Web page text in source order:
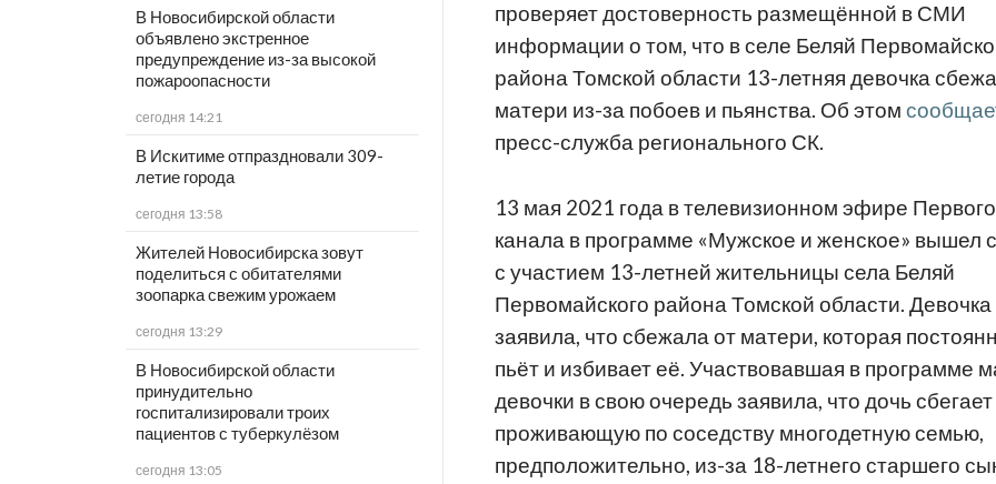
В Новосибирской области
объявлено экстренное
предупреждение из-за высокой
пожароопасности
сегодня 14:21
В Искитиме отпраздновали 309-
летие города
сегодня 13:58
Жителей Новосибирска зовут
поделиться с обитателями
зоопарка свежим урожаем
сегодня 13:29
В Новосибирской области
принудительно
госпитализировали троих
пациентов с туберкулёзом
сегодня 13:05
проверяет достоверность размещённой в СМИ
информации о том, что в селе Беляй
района Томской области 13-летняя девочка
матери из-за побоев и пьянства. Об этом
пресс-служба регионального СК.
13 мая 2021 года в телевизионном эфире Первого
канала в программе «Мужское и женское» вышел
с участием 13-летней жительницы села Беляй
Первомайского района Томской области. Девочка
заявила, что сбежала от матери, которая
пьёт и избивает её. Участвовавшая в программе
девочки в свою очередь заявила, что дочь сбегает
проживающую по соседству многодетную семью,
предположительно, из-за 18-летнего старшего